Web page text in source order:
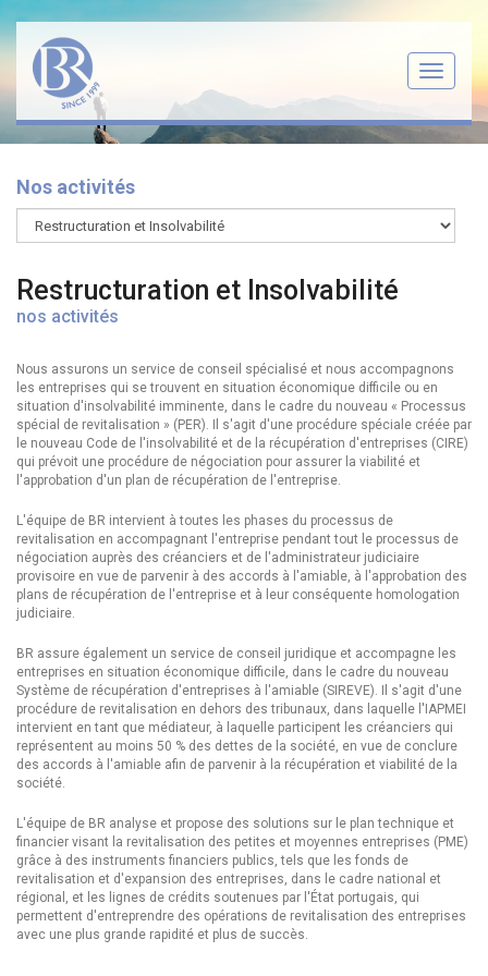
Menu
Nos activités
Restructuration et Insolvabilité
nos activités
Nous assurons un service de conseil spécialisé et nous accompagnons
les entreprises qui se trouvent en situation économique difficile ou en
situation d'insolvabilité imminente, dans le cadre du nouveau « Processus
spécial de revitalisation » (PER). Il s'agit d'une procédure spéciale créée par
le nouveau Code de l'insolvabilité et de la récupération d'entreprises (CIRE)
qui prévoit une procédure de négociation pour assurer la viabilité et
l'approbation d'un plan de récupération de l'entreprise.
L'équipe de BR intervient à toutes les phases du processus de
revitalisation en accompagnant l'entreprise pendant tout le processus de
négociation auprès des créanciers et de l'administrateur judiciaire
provisoire en vue de parvenir à des accords à l'amiable, à l'approbation des
plans de récupération de l'entreprise et à leur conséquente homologation
judiciaire.
BR assure également un service de conseil juridique et accompagne les
entreprises en situation économique difficile, dans le cadre du nouveau
Système de récupération d'entreprises à l'amiable (SIREVE). Il s'agit d'une
procédure de revitalisation en dehors des tribunaux, dans laquelle l'IAPMEI
intervient en tant que médiateur, à laquelle participent les créanciers qui
représentent au moins 50 % des dettes de la société, en vue de conclure
des accords à l'amiable afin de parvenir à la récupération et viabilité de la
société.
L'équipe de BR analyse et propose des solutions sur le plan technique et
financier visant la revitalisation des petites et moyennes entreprises (PME)
grâce à des instruments financiers publics, tels que les fonds de
revitalisation et d'expansion des entreprises, dans le cadre national et
régional, et les lignes de crédits soutenues par l'État portugais, qui
permettent d'entreprendre des opérations de revitalisation des entreprises
avec une plus grande rapidité et plus de succès.